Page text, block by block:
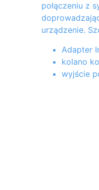
połączeniu z
urządzenie.
Adapter
kolano
wyjście